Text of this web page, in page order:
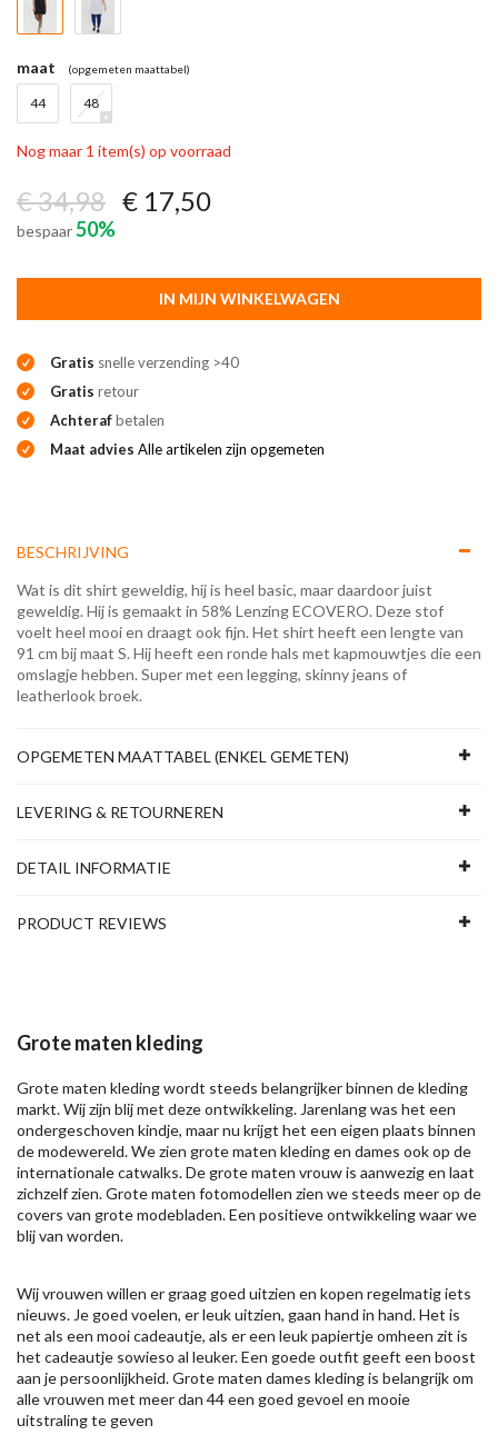
maat (opgemeten maattabel)
44 48
Nog maar 1 item(s) op voorraad
€ 34,98 € 17,50
bespaar50%
IN MIJN WINKELWAGEN
Gratis snelle verzending >40
Gratis retour
Achterafbetalen
Maat advies Alle artikelen zijn opgemeten
BESCHRIJVING
Wat is dit shirt geweldig, hij is heel basic, maar daardoor juist
geweldig. Hij is gemaakt in 58% Lenzing ECOVERO. Deze stof
voelt heel mooi en draagt ook fijn. Het shirt heeft een lengte van
91 cm bij maat S. Hij heeft een ronde hals met kapmouwtjes die een
omslagje hebben. Super met een legging, skinny jeans of
leatherlook broek.
OPGEMETEN MAATTABEL (ENKEL GEMETEN)
LEVERING & RETOURNEREN
DETAIL INFORMATIE
PRODUCT REVIEWS
Grote maten kleding
Grote maten kleding wordt steeds belangrijker binnen de kleding
markt. Wij zijn blij met deze ontwikkeling. Jarenlang was het een
ondergeschoven kindje, maar nu krijgt het een eigen plaats binnen
de modewereld. We zien grote maten kleding en dames ook op de
internationale catwalks. De grote maten vrouw is aanwezig en laat
zichzelf zien. Grote maten fotomodellen zien we steeds meer op de
covers van grote modebladen. Een positieve ontwikkeling waar we
blij van worden.
Wij vrouwen willen er graag goed uitzien en kopen regelmatig iets
nieuws. Je goed voelen, er leuk uitzien, gaan hand in hand. Het is
net als een mooi cadeautje, als er een leuk papiertje omheen zit is
het cadeautje sowieso al leuker. Een goede outfit geeft een boost
aan je persoonlijkheid. Grote maten dames kleding is belangrijk om
alle vrouwen met meer dan 44 een goed gevoel en mooie
uitstraling te geven